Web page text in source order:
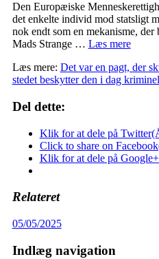
Den Europæiske
det enkelte individ mod statsligt
nok endt som en mekanisme,
Mads Strange … Læs mere
Læs mere: Det var en pagt, der
stedet beskytter den i dag
Del dette:
Klik for at dele på
Click to share on
Klik for at dele på
Relateret
05/05/2025
Indlæg navigation